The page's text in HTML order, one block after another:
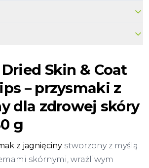
Skin & Coat
– przysmaki z
dla zdrowej skóry
g
z jagnięciny stworzony z myślą
skórnymi, wrażliwym